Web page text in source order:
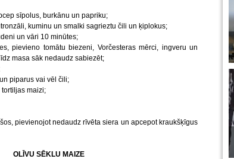
sīpolus, burkānu un papriku;
kuminu un smalki sagrieztu čili un ķiplokus;
un vāri 10 minūtes;
pievieno tomātu biezeni, Vorčesteras mērci, ingveru un
masa sāk nedaudz sabiezēt;
piparus vai vēl čili;
maizi;
pievienojot nedaudz rīvēta siera un apcepot kraukšķīgus
OLĪVU SĒKLU MAIZE